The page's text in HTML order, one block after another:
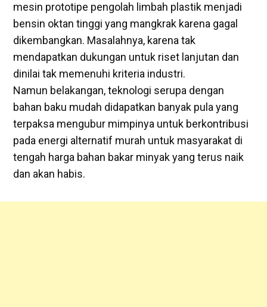
mesin prototipe pengolah limbah plastik menjadi
bensin oktan tinggi yang mangkrak karena gagal
dikembangkan. Masalahnya, karena tak
mendapatkan dukungan untuk riset lanjutan dan
dinilai tak memenuhi kriteria industri.
Namun belakangan, teknologi serupa dengan
bahan baku mudah didapatkan banyak pula yang
terpaksa mengubur mimpinya untuk berkontribusi
pada energi alternatif murah untuk masyarakat di
tengah harga bahan bakar minyak yang terus naik
dan akan habis.